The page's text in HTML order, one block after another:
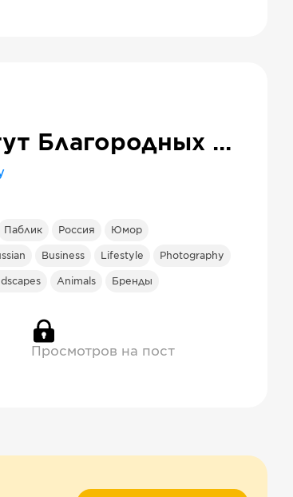
Институт Благородных Девиц
Паблик Россия Юмор
Business Lifestyle Photography
Animals Бренды
Просмотров на пост